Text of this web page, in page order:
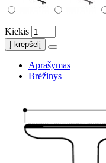
Kiekis
Į krepšelį
Aprašymas
Brėžinys